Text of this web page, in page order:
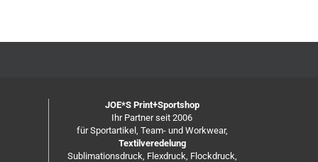
JOE*S Print+Sportshop
Ihr Partner seit 2006
für Sportartikel, Team- und Workwear,
Textilveredelung
Sublimationsdruck, Flexdruck, Flockdruck,